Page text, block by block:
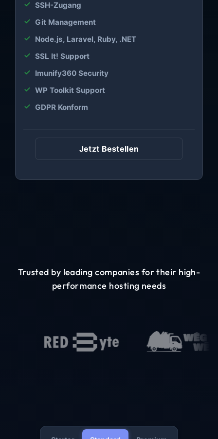
SSH-Zugang
Git Management
Node.js, Laravel, Ruby, .NET
SSL It! Support
Imunify360 Security
WP Toolkit Support
GDPR Konform
Jetzt Bestellen
Trusted by leading companies for their high-
performance hosting needs